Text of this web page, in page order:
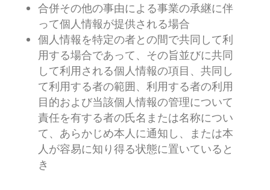
合併その他の事由による事業の承継に伴
って個人情報が提供される場合
個人情報を特定の者との間で共同して利
用する場合であって、その旨並びに共同
して利用される個人情報の項目、共同し
て利用する者の範囲、利用する者の利用
目的および当該個人情報の管理について
責任を有する者の氏名または名称につい
て、あらかじめ本人に通知し、または本
人が容易に知り得る状態に置いていると
き